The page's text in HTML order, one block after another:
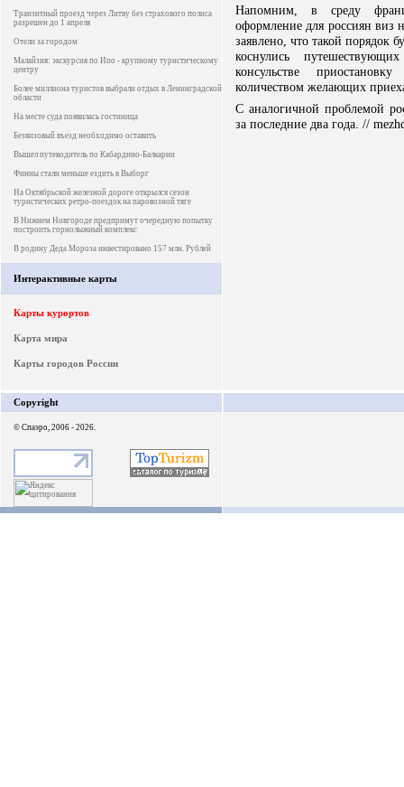
Транзитный проезд через Литву без страхового полиса
разрешен до 1 апреля
Отели за городом
Малайзия: экскурсия по Ипо - крупному туристическому
центру
Более миллиона туристов выбрали отдых в Ленинградской
области
На месте суда появилась гостиница
Безвизовый въезд необходимо оставить
Вышел путеводитель по Кабардино-Балкарии
Финны стали меньше ездить в Выборг
На Октябрьской железной дороге открылся сезон
туристических ретро-поездок на паровозной тяге
В Нижнем Новгороде предпримут очередную попытку
построить горнолыжный комплекс
В родину Деда Мороза инвестировано 157 млн. Рублей
Интерактивные карты
Карты курортов
Карта мира
Карты городов России
Напомним, в среду
оформление для россиян виз
заявлено, что такой порядок
коснулись
консульстве
количеством желающих
С аналогичной проблемой
за последние два года. //
Copyright
© Спаэро, 2006 - 2026.